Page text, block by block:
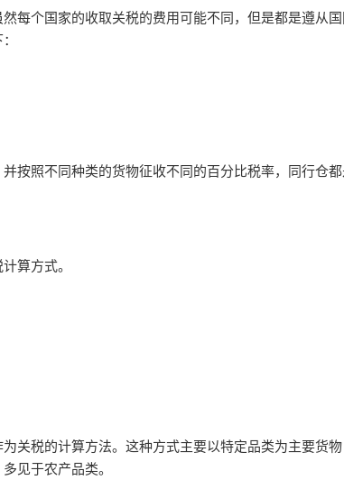
每个国家的收取关税的费用可能不同，但是都是遵从
按照不同种类的货物征收不同的百分比税率，同行仓
算方式。
关税的计算方法。这种方式主要以特定品类为主要货
见于农产品类。